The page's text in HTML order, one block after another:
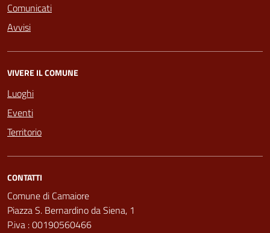
Comunicati
Avvisi
VIVERE IL COMUNE
Luoghi
Eventi
Territorio
CONTATTI
Comune di Camaiore
Piazza S. Bernardino da Siena, 1
P.iva : 00190560466